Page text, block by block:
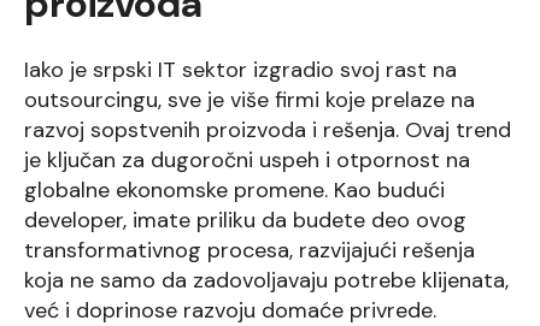
Iako je srpski IT sektor izgradio svoj rast na
outsourcingu, sve je više firmi koje prelaze na
razvoj sopstvenih proizvoda i rešenja. Ovaj trend
je ključan za dugoročni uspeh i otpornost na
globalne ekonomske promene. Kao budući
developer, imate priliku da budete deo ovog
transformativnog procesa, razvijajući rešenja
koja ne samo da zadovoljavaju potrebe klijenata,
već i doprinose razvoju domaće privrede.